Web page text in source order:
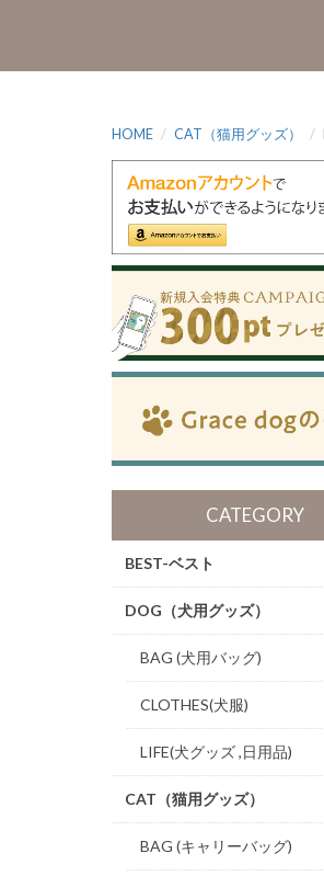
HOME CAT（猫用グッズ）
CATEGORY
BEST-ベスト
DOG（犬用グッズ）
BAG (犬用バッグ)
CLOTHES(犬服)
LIFE(犬グッズ ,日用品)
CAT（猫用グッズ）
BAG (キャリーバッグ)